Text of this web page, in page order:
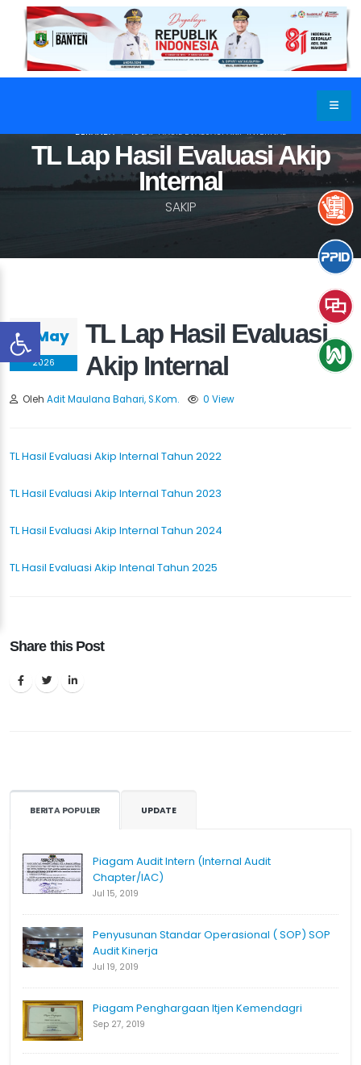
TL Lap Hasil Evaluasi Akip
Internal
SAKIP
BERANDA TL LAP HASIL EVALUASI AKIP INTERNAL
13 May
2026
TL Lap Hasil Evaluasi
Akip Internal
Oleh Adit Maulana Bahari, S.Kom. 0 View
TL Hasil Evaluasi Akip Internal Tahun 2022
TL Hasil Evaluasi Akip Internal Tahun 2023
TL Hasil Evaluasi Akip Internal Tahun 2024
TL Hasil Evaluasi Akip Intenal Tahun 2025
Share this Post
BERITA POPULER UPDATE
Piagam Audit Intern (Internal Audit
Chapter/IAC)
Jul 15, 2019
Penyusunan Standar Operasional ( SOP) SOP
Audit Kinerja
Jul 19, 2019
Piagam Penghargaan Itjen Kemendagri
Sep 27, 2019